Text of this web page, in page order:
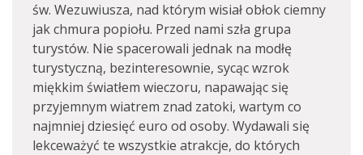
św. Wezuwiusza, nad którym wisiał obłok ciemny
jak chmura popiołu. Przed nami szła grupa
turystów. Nie spacerowali jednak na modłę
turystyczną, bezinteresownie, sycąc wzrok
miękkim światłem wieczoru, napawając się
przyjemnym wiatrem znad zatoki, wartym co
najmniej dziesięć euro od osoby. Wydawali się
lekceważyć te wszystkie atrakcje, do których